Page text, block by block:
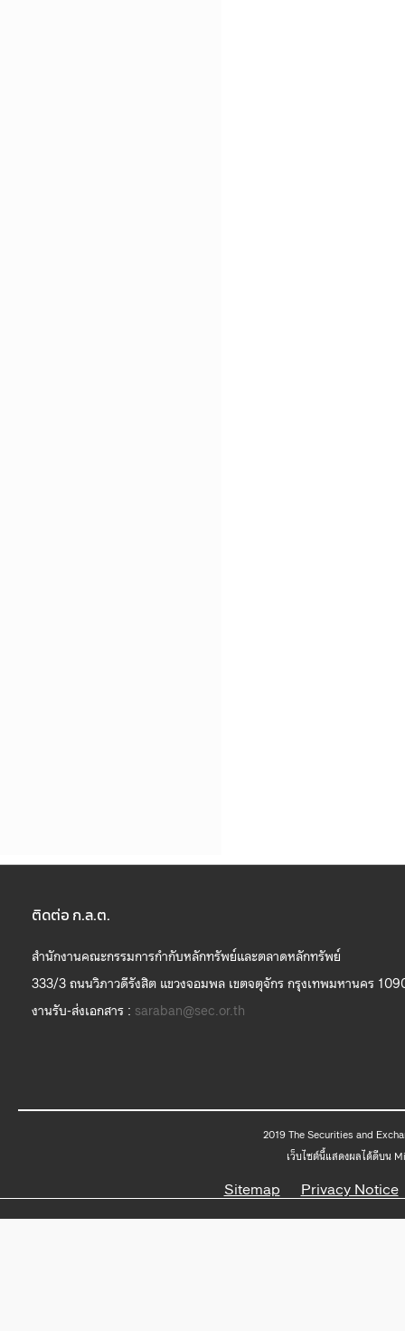
ติดต่อ ก.ล.ต.
สำนักงานคณะกรรมการกำกับหลักทรัพย์และตลาดหลักทรัพย์
333/3 ถนนวิภาวดีรังสิต แขวงจอมพล เขตจตุจักร กรุงเทพมหานคร
งานรับ-ส่งเอกสาร : saraban@sec.or.th
2019
เว็บไซต์นี้แสดงผลได้ดีบน
Sitemap Privacy Notice